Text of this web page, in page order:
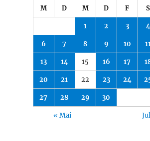
M D M D F S
1 2 3 4
6 7 8 9 10
13 14 15 16 17
20 21 22 23 24
27 28 29 30
« Mai